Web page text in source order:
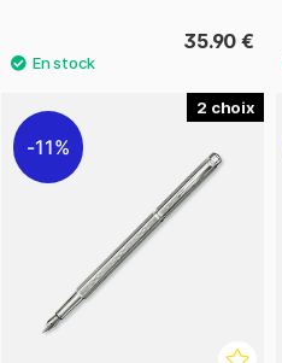
35.90 €
2
11%